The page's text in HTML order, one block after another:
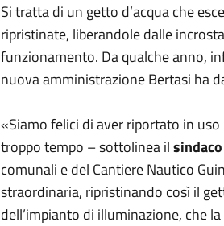
Si tratta di un getto d’acqua che
ripristinate, liberandole dalle
funzionamento. Da qualche anno,
nuova amministrazione Bertasi ha
«Siamo felici di aver riportato in
troppo tempo – sottolinea il
comunali e del Cantiere Nautico
straordinaria, ripristinando così il
dell’impianto di illuminazione, che